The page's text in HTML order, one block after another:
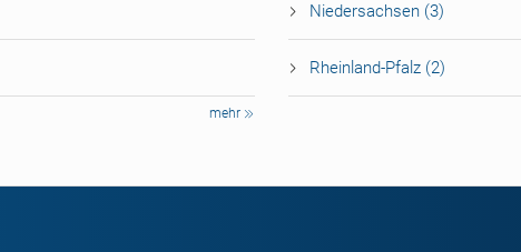
mehr
Niedersachsen (3)
Rheinland-Pfalz (2)